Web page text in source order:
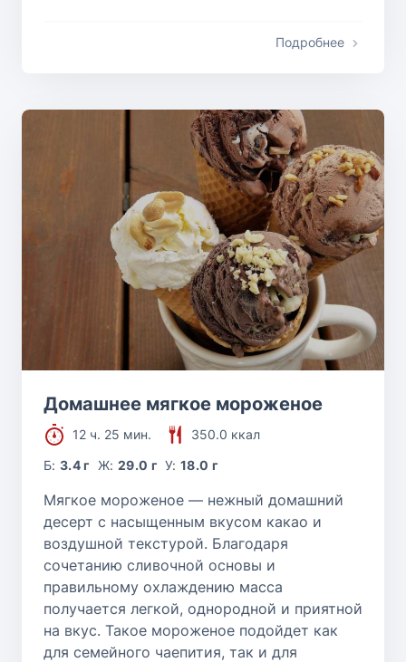
Подробнее
Домашнее мягкое мороженое
12 ч. 25 мин.
350.0 ккал
Б:3.4 г Ж: 29.0 г У:18.0 г
Мягкое мороженое — нежный домашний
десерт с насыщенным вкусом какао и
воздушной текстурой. Благодаря
сочетанию сливочной основы и
правильному охлаждению масса
получается легкой, однородной и приятной
на вкус. Такое мороженое подойдет как
для семейного чаепития, так и для